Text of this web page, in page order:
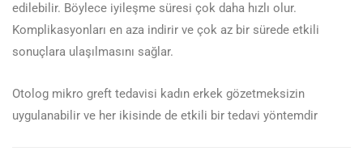
edilebilir. Böylece iyileşme süresi çok daha hızlı olur.
Komplikasyonları en aza indirir ve çok az bir sürede etkili
sonuçlara ulaşılmasını sağlar.
Otolog mikro greft tedavisi kadın erkek gözetmeksizin
uygulanabilir ve her ikisinde de etkili bir tedavi yöntemdir